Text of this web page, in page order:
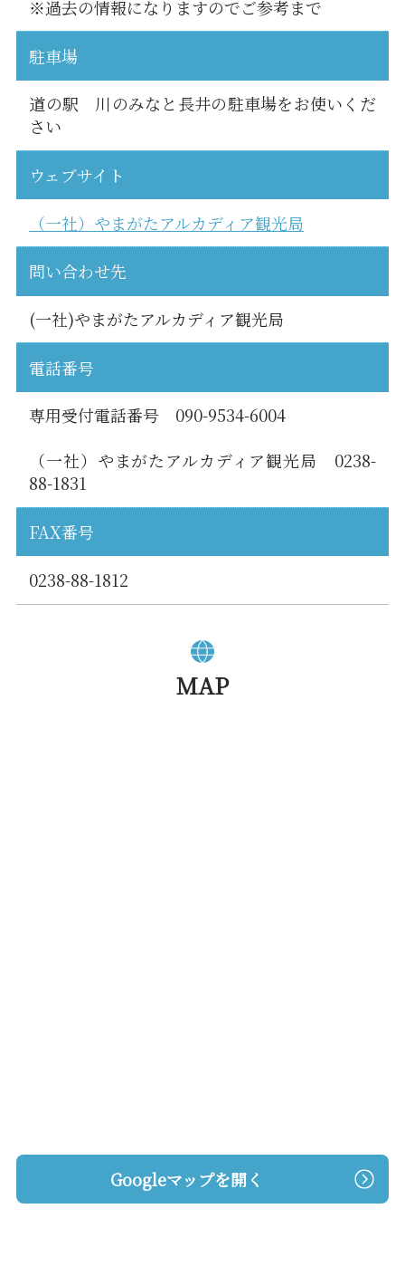
※過去の情報になりますのでご参考まで
駐車場
道の駅 川のみなと長井の駐車場をお使いくだ
さい
ウェブサイト
（一社）やまがたアルカディア観光局
問い合わせ先
(一社)やまがたアルカディア観光局
電話番号
専用受付電話番号 090-9534-6004
（一社）やまがたアルカディア観光局 0238-
88-1831
FAX番号
0238-88-1812
MAP
Googleマップを開く